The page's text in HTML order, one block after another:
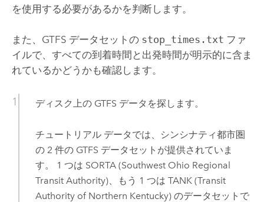
を使用する必要があるかを判断します。
また、GTFS データセットの stop_times.txt ファ
イルで、すべての到着時間と出発時間が明示的に含ま
れているかどうかも確認します。
ディスク上の GTFS データを探します。
チュートリアル データでは、シンシナティ都市圏
の 2 件の GTFS データセットが提供されていま
す。 1 つは SORTA (Southwest Ohio Regional
Transit Authority)、もう 1 つは TANK (Transit
Authority of Northern Kentucky) のデータセットで